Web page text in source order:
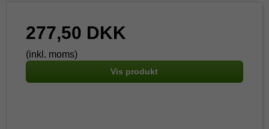
277,50 DKK
(inkl. moms)
Vis produkt